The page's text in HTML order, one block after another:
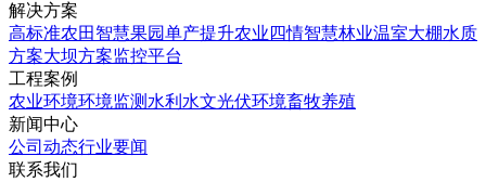
解决方案
高标准农田 智慧果园单产提升农业四情智慧林业温室大棚水质
方案大坝方案监控平台
工程案例
农业环境环境监测 水利水文光伏环境畜牧养殖
新闻中心
公司动态行业要闻
联系我们